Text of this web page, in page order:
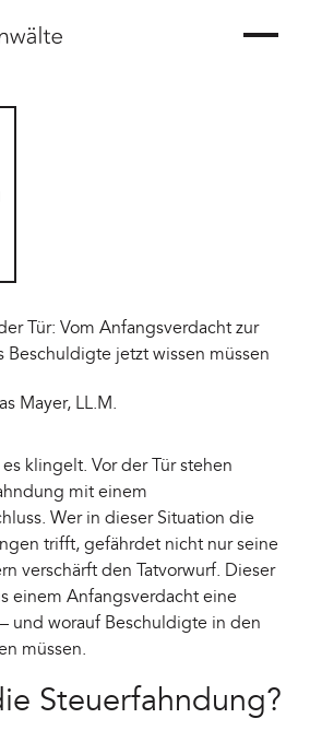
Rechtsanwälte
Tür: Vom Anfangsverdacht zur
Beschuldigte jetzt wissen müssen
Mayer, LL.M.
klingelt. Vor der Tür stehen
mit einem
Wer in dieser Situation die
trifft, gefährdet nicht nur seine
verschärft den Tatvorwurf. Dieser
einem Anfangsverdacht eine
und worauf Beschuldigte in den
müssen.
Steuerfahndung?